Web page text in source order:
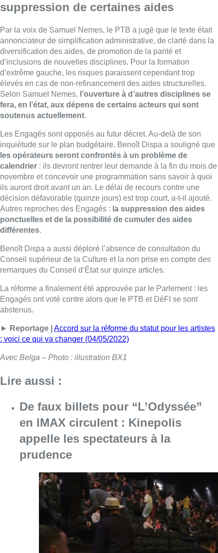
suppression de certaines aides
Par la voix de Samuel Nemes, le PTB a jugé que le texte était
annonciateur de simplification administrative, de clarté dans la
diversification des aides, de promotion de la parité et
d’inclusions de nouvelles disciplines. Pour la formation
d’extrême gauche, les risques paraissent cependant trop
élevés en cas de non-refinancement des aides structurelles.
Selon Samuel Nemes, l’ouverture à d’autres disciplines se
fera, en l’état, aux dépens de certains acteurs qui sont
soutenus actuellement.
Les Engagés sont opposés au futur décret. Au-delà de son
inquiétude sur le plan budgétaire, Benoît Dispa a souligné que
les opérateurs seront confrontés à un problème de
calendrier : ils devront rentrer leur demande à la fin du mois de
novembre et concevoir une programmation sans savoir à quoi
ils auront droit avant un an. Le délai de recours contre une
décision défavorable (quinze jours) est trop court, a-t-il ajouté.
Autres reproches des Engagés : la suppression des aides
ponctuelles et de la possibilité de cumuler des aides
différentes.
Benoît Dispa a aussi déploré l’absence de consultation du
Conseil supérieur de la Culture et la non prise en compte des
remarques du Conseil d’État sur quinze articles.
La réforme a finalement été approuvée par le Parlement : les
Engagés ont voté contre alors que le PTB et DéFI se sont
abstenus.
► Reportage |
Accord sur la réforme du statut pour les artistes
: voici ce qui va changer (04/05/2022)
Avec Belga – Photo : illustration BX1
Lire aussi :
De faux billets pour “L’Odyssée”
en IMAX circulent : Kinepolis
appelle les spectateurs à la
prudence